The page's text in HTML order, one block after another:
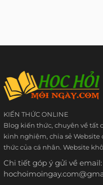
KIẾN THỨC ONLINE
Blog kiến thức, chuyên về tất
kinh nghiệm, chia sẻ
thức của cá nhân. Website
Chi tiết góp ý gửi về email: